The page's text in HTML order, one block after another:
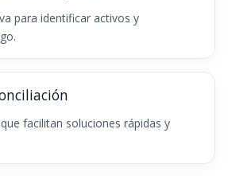
para identificar activos y
facilitan soluciones rápidas y